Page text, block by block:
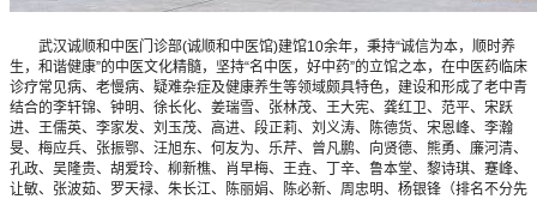
武汉诚顺和中医门诊部(诚顺和中医馆)建馆10余年，秉持“诚信为本，顺时养
生，和谐健康”的中医文化精髓，坚持“名中医，好中药”的立馆之本，在中医药临床
诊疗常见病、老慢病、疑难杂症及健康养生等领域颇具特色，建设和形成了老中青
结合的李轩锦、钟明、徐长化、姜瑞雪、张林茂、王大宪、龚红卫、范平、宋跃
进、王儒英、李家发、刘玉茂、高进、段正莉、刘义涛、陈德货、宋恩峰、李瀚
旻、梅应兵、张振鄂、汪旭东、何友为、乐芹、曾凡鹏、向贤德、熊勇、廉河清、
孔政、吴隆贵、胡爱玲、柳新樵、肖早梅、王垚、丁辛、鲁本堂、黎诗琪、蹇峰、
让敏、张波茹、罗天禄、朱长江、陈丽娟、陈必新、周忠明、杨银锋（排名不分先